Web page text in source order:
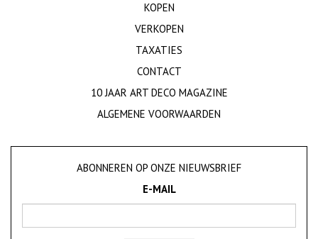
KOPEN
VERKOPEN
TAXATIES
CONTACT
10 JAAR ART DECO MAGAZINE
ALGEMENE VOORWAARDEN
ABONNEREN OP ONZE NIEUWSBRIEF
E-MAIL